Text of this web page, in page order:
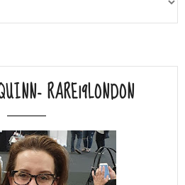
RARE19LONDON